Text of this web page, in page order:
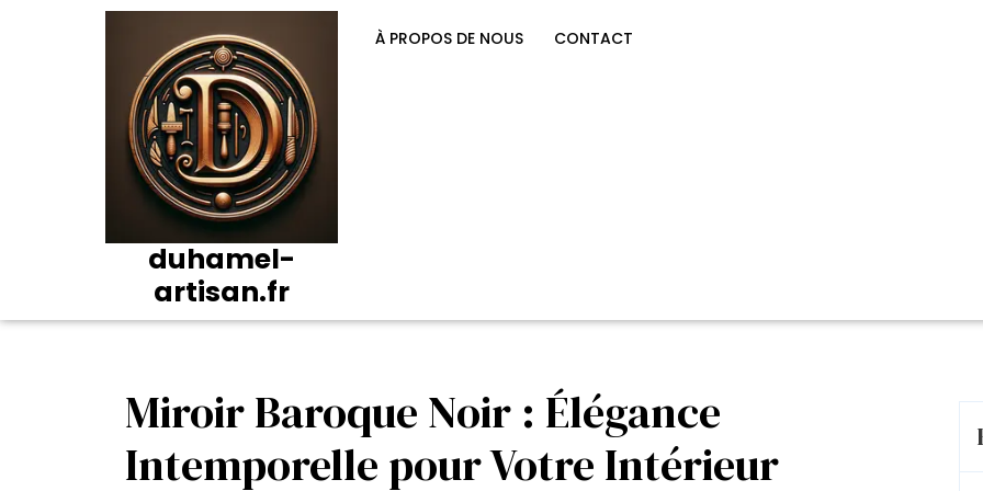
duhamel-
artisan.fr
À PROPOS DE NOUS CONTACT
Miroir Baroque Noir : Élégance
Intemporelle pour Votre Intérieur